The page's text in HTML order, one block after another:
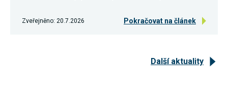
Zveřejněno: 20.7.2026 Pokračovat na článek
Další aktuality
osoby, protože jsou
používány pouze
souhlas, nebudete
příjemcem obsahů